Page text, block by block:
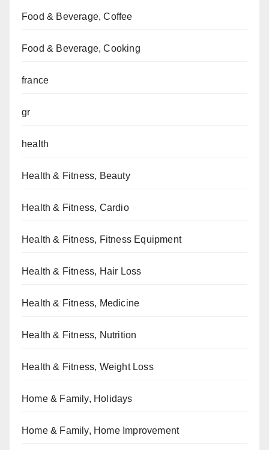
Food & Beverage, Coffee
Food & Beverage, Cooking
france
gr
health
Health & Fitness, Beauty
Health & Fitness, Cardio
Health & Fitness, Fitness Equipment
Health & Fitness, Hair Loss
Health & Fitness, Medicine
Health & Fitness, Nutrition
Health & Fitness, Weight Loss
Home & Family, Holidays
Home & Family, Home Improvement